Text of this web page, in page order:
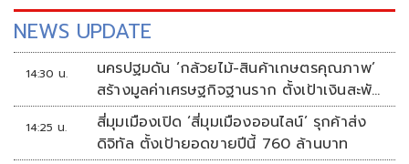
NEWS UPDATE
14:30 น.
นครปฐมดัน ‘กล้วยไม้-สินค้าเกษตรคุณภาพ’
สร้างมูลค่าเศรษฐกิจฐานราก ตั้งเป้าเงินสะพัด
10 ล้านบาท
14:25 น.
สี่มุมเมืองเปิด ‘สี่มุมเมืองออนไลน์’ รุกค้าส่ง
ดิจิทัล ตั้งเป้ายอดขายปีนี้ 760 ล้านบาท